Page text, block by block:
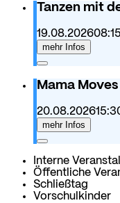
Tanzen mit
19.08.202608:15
mehr Infos
Mama Moves
20.08.2026
mehr Infos
Interne
Öffentliche
Schließtag
Vorschulkinder